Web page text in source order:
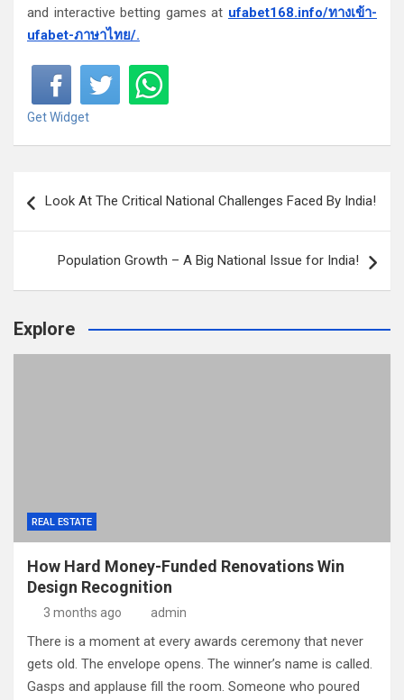
and interactive betting games at ufabet168.info/ทางเข้า-
ufabet-ภาษาไทย/.
Get Widget
a
v
Look At The Critical National Challenges Faced By India!
Population Growth – A Big National Issue for India!
Explore
REAL ESTATE
How Hard Money-Funded Renovations Win
Design Recognition
3 months ago admin
There is a moment at every awards ceremony that never
gets old. The envelope opens. The winner’s name is called.
Gasps and applause fill the room. Someone who poured